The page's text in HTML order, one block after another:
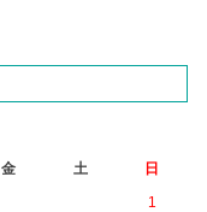
金 土
日
1